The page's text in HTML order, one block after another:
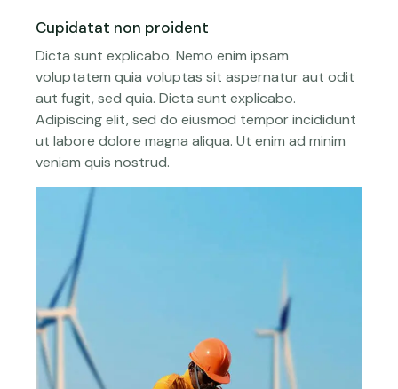
Cupidatat non proident
Dicta sunt explicabo. Nemo enim ipsam
voluptatem quia voluptas sit aspernatur aut odit
aut fugit, sed quia. Dicta sunt explicabo.
Adipiscing elit, sed do eiusmod tempor incididunt
ut labore dolore magna aliqua. Ut enim ad minim
veniam quis nostrud.